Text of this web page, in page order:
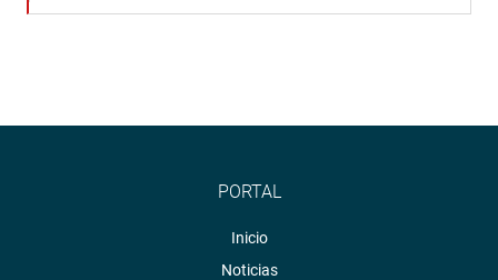
PORTAL
Inicio
Noticias